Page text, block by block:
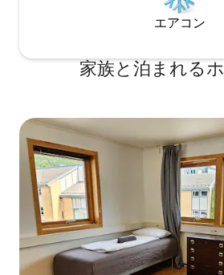
エアコン
家族と泊まれる